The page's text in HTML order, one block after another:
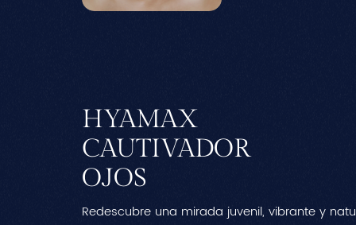
HYAMAX
CAUTIVADOR
OJOS
Redescubre una mirada juvenil, vibrante y